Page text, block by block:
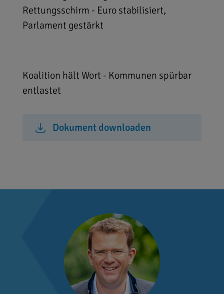
Rettungsschirm - Euro stabilisiert,
Parlament gestärkt
Koalition hält Wort - Kommunen spürbar
entlastet
Dokument downloaden